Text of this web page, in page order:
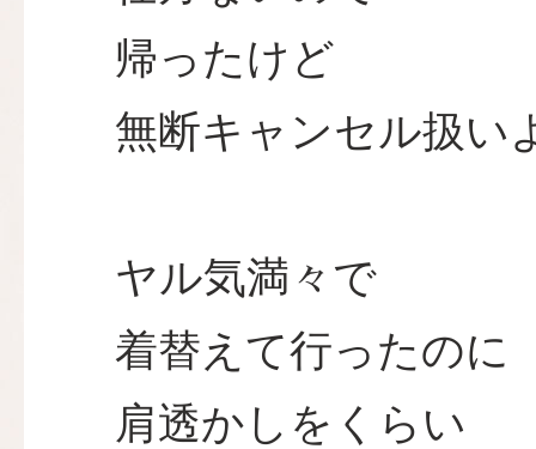
帰ったけど
無断キャンセル扱い
ヤル気満々で
着替えて行ったのに
肩透かしをくらい